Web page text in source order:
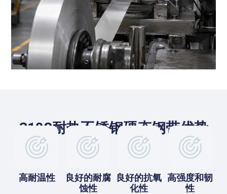
310S耐热不锈钢硬态钢带优势
高耐温性
良好的耐腐
蚀性
良好的抗氧
化性
高强度和韧
性